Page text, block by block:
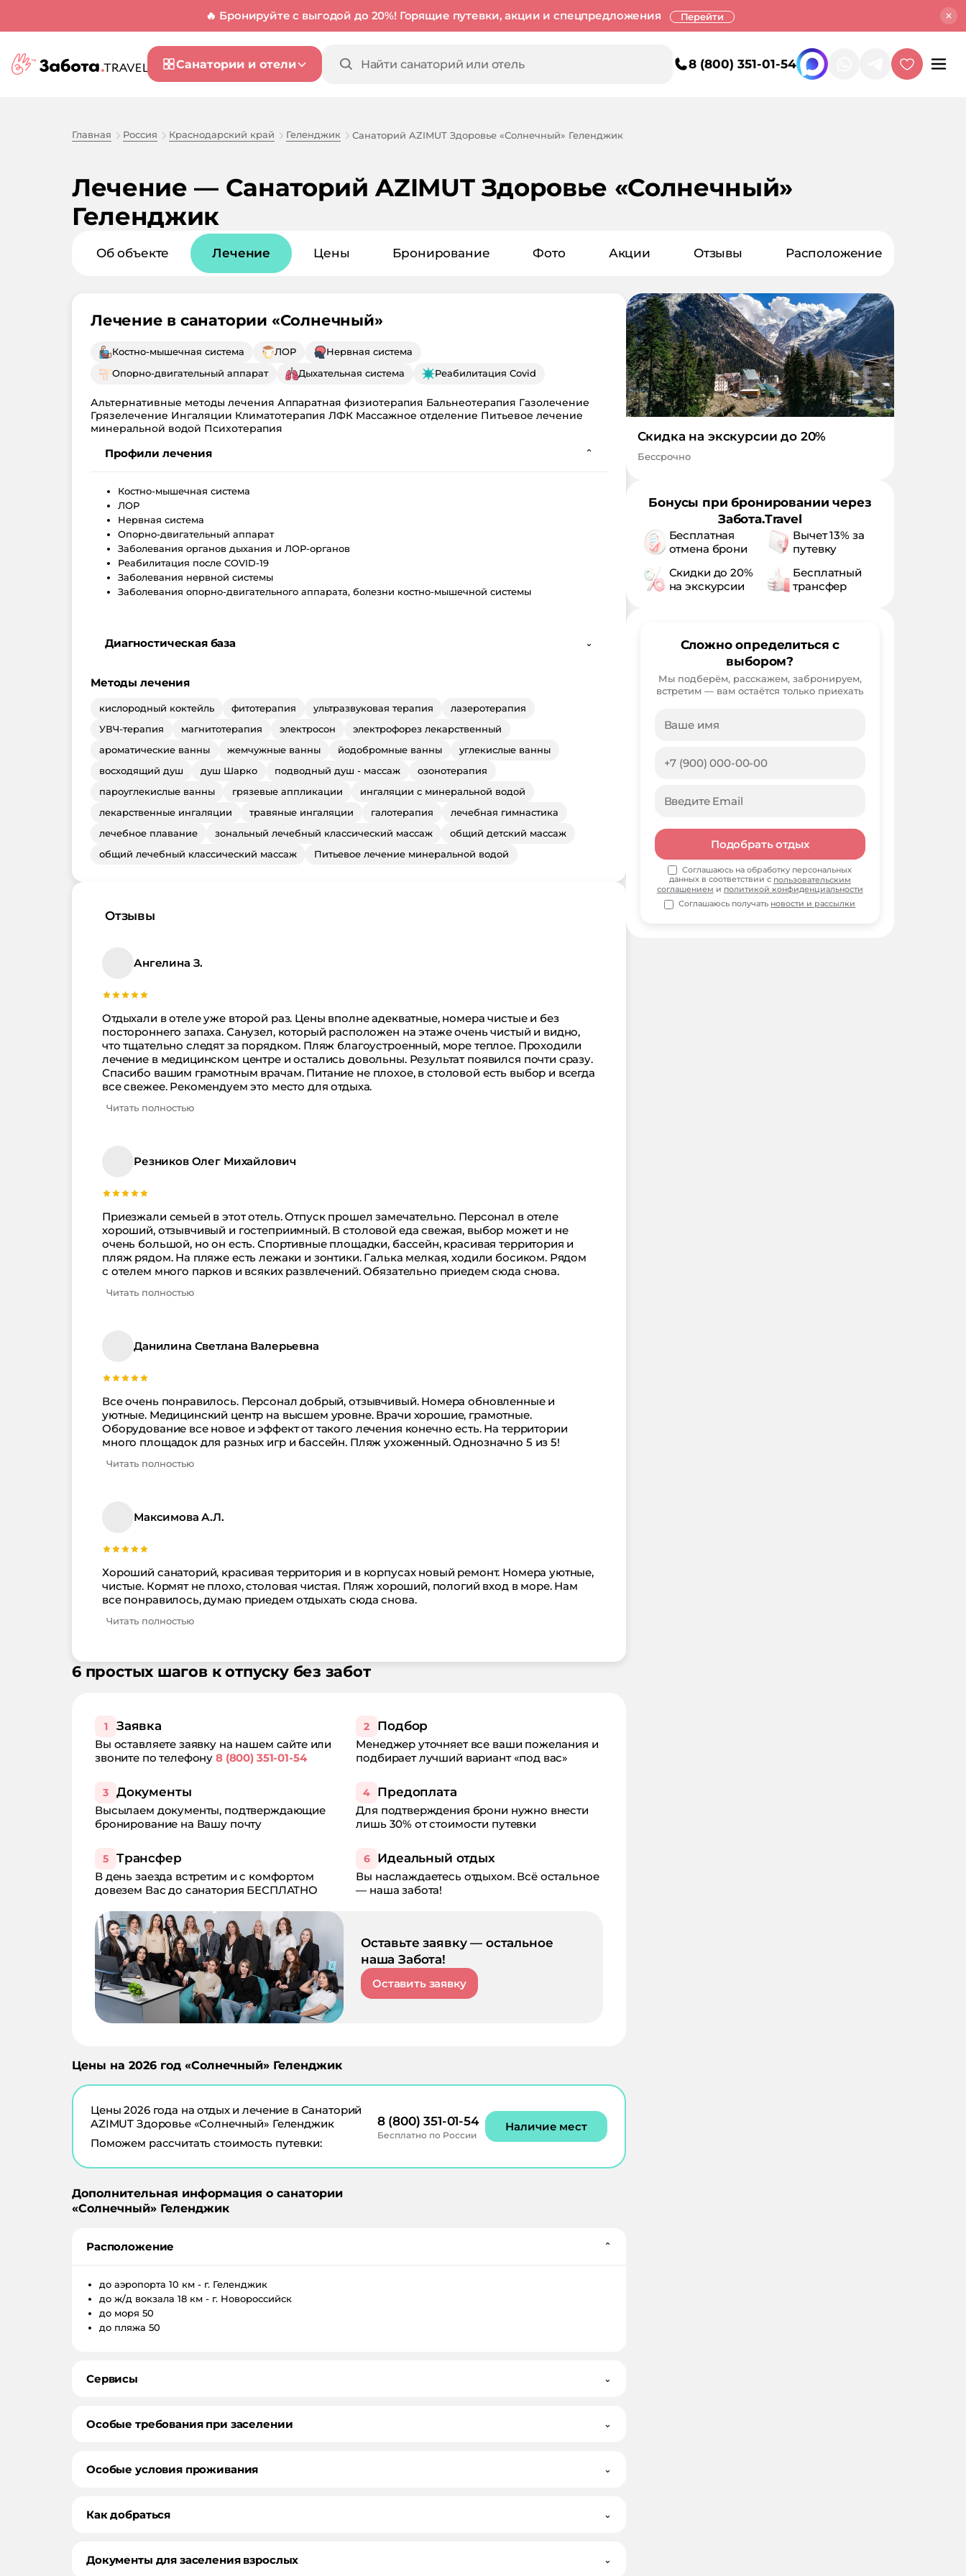
🔥 Бронируйте с выгодой до 20%! Горящие путевки, акции и спецпредложения Перейти
Санатории и отели 8 (800) 351-01-54
Главная Россия Краснодарский край Геленджик Санаторий AZIMUT Здоровье «Солнечный» Геленджик
Лечение — Санаторий AZIMUT Здоровье «Солнечный»
Геленджик
Об объекте Лечение Цены Бронирование Фото Акции Отзывы Расположение
Лечение в санатории «Солнечный»
Костно-мышечная система ЛОР
Нервная система
Опорно-двигательный аппарат
Дыхательная система Реабилитация Covid
Альтернативные методы лечения Аппаратная физиотерапия Бальнеотерапия Газолечение
Грязелечение Ингаляции Климатотерапия ЛФК Массажное отделение Питьевое лечение
минеральной водой Психотерапия
Профили лечения ⌄
Костно-мышечная система
ЛОР
Нервная система
Опорно-двигательный аппарат
Заболевания органов дыхания и ЛОР-органов
Реабилитация после COVID-19
Заболевания нервной системы
Заболевания опорно-двигательного аппарата, болезни костно-мышечной системы
Диагностическая база ⌄
Методы лечения
кислородный коктейль фитотерапия ультразвуковая терапия
лазеротерапия
УВЧ-терапия
магнитотерапия электросон
электрофорез лекарственный
ароматические ванны
жемчужные ванны йодобромные ванны
углекислые ванны
восходящий душ
душ Шарко подводный душ - массаж
озонотерапия
пароуглекислые ванны
грязевые аппликации
ингаляции с минеральной водой
лекарственные ингаляции
травяные ингаляции галотерапия
лечебная гимнастика
лечебное плавание
зональный лечебный классический массаж
общий детский массаж
общий лечебный классический массаж
Питьевое лечение минеральной водой
Отзывы
Ангелина З.
Отдыхали в отеле уже второй раз. Цены вполне адекватные, номера чистые и без
постороннего запаха. Санузел, который расположен на этаже очень чистый и видно,
что тщательно следят за порядком. Пляж благоустроенный, море теплое. Проходили
лечение в медицинском центре и остались довольны. Результат появился почти сразу.
Спасибо вашим грамотным врачам. Питание не плохое, в столовой есть выбор и всегда
все свежее. Рекомендуем это место для отдыха.
Читать полностью
Резников Олег Михайлович
Приезжали семьей в этот отель. Отпуск прошел замечательно. Персонал в отеле
хороший, отзывчивый и гостеприимный. В столовой еда свежая, выбор может и не
очень большой, но он есть. Спортивные площадки, бассейн, красивая территория и
пляж рядом. На пляже есть лежаки и зонтики. Галька мелкая, ходили босиком. Рядом
с отелем много парков и всяких развлечений. Обязательно приедем сюда снова.
Читать полностью
Данилина Светлана Валерьевна
Все очень понравилось. Персонал добрый, отзывчивый. Номера обновленные и
уютные. Медицинский центр на высшем уровне. Врачи хорошие, грамотные.
Оборудование все новое и эффект от такого лечения конечно есть. На территории
много площадок для разных игр и бассейн. Пляж ухоженный. Однозначно 5 из 5!
Читать полностью
Максимова А.Л.
Хороший санаторий, красивая территория и в корпусах новый ремонт. Номера уютные,
чистые. Кормят не плохо, столовая чистая. Пляж хороший, пологий вход в море. Нам
все понравилось, думаю приедем отдыхать сюда снова.
Читать полностью
6 простых шагов к отпуску без забот
1 Заявка
Вы оставляете заявку на нашем сайте или
звоните по телефону8 (800) 351-01-54
2 Подбор
Менеджер уточняет все ваши пожелания и
подбирает лучший вариант «под вас»
3 Документы
Высылаем документы, подтверждающие
бронирование на Вашу почту
4 Предоплата
Для подтверждения брони нужно внести
лишь 30% от стоимости путевки
5 Трансфер
В день заезда встретим и с комфортом
довезем Вас до санатория БЕСПЛАТНО
6 Идеальный отдых
Вы наслаждаетесь отдыхом. Всё остальное
— наша забота!
Оставьте заявку — остальное
наша Забота!
Оставить заявку
Цены на 2026 год «Солнечный» Геленджик
Цены2026года на отдых и лечение в Санаторий
AZIMUT Здоровье «Солнечный» Геленджик
Поможем рассчитать стоимость путевки:
8 (800) 351-01-54
Бесплатно по России
Наличие мест
Дополнительная информация о санатории
«Солнечный» Геленджик
Расположение ⌄
до аэропорта 10 км - г. Геленджик
до ж/д вокзала 18 км - г. Новороссийск
до моря 50
до пляжа 50
Сервисы ⌄
Особые требования при заселении ⌄
Особые условия проживания ⌄
Как добраться ⌄
Документы для заселения взрослых ⌄
Скидка на экскурсии до 20%
Бессрочно
Бонусы при бронировании через
Забота.Travel
Бесплатная
отмена брони
Вычет 13% за
путевку
Скидки до 20%
на экскурсии
Бесплатный
трансфер
Сложно определиться с
выбором?
Мы подберём, расскажем, забронируем,
встретим — вам остаётся только приехать
Подобрать отдых
Соглашаюсь на обработку персональных
данных в соответствии с пользовательским
соглашением и политикой конфиденциальности
Соглашаюсь получать новости и рассылки